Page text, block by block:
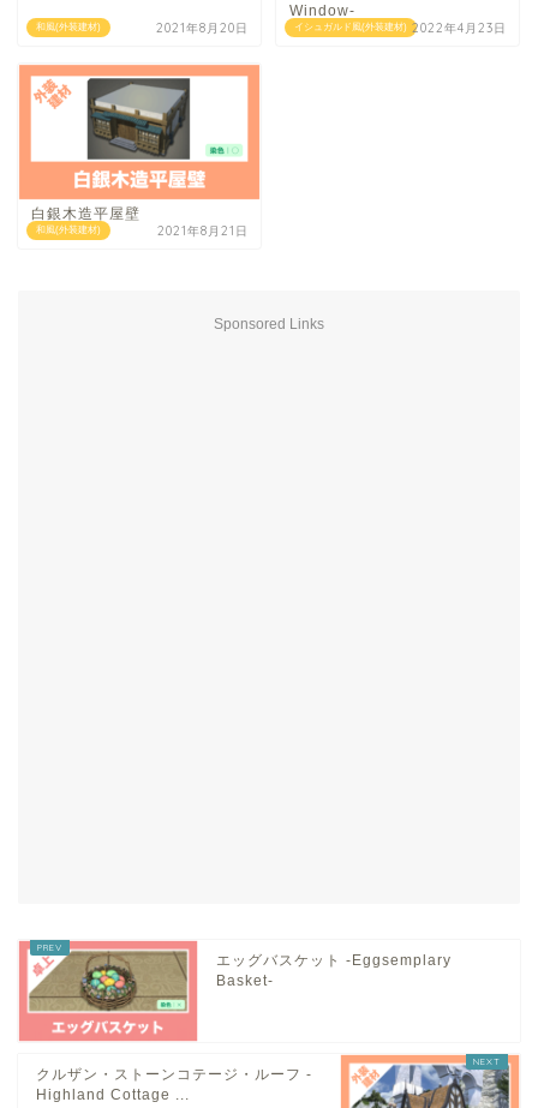
和風(外装建材) 2021年8月20日 イシュガルド風(外装建材)
Window-
2022年4月23日
和風(外装建材)
白銀木造平屋壁
2021年8月21日
Sponsored Links
エッグバスケット -Eggsemplary
Basket-
クルザン・ストーンコテージ・ルーフ -
Highland Cottage ...